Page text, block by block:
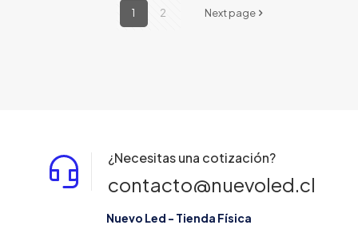
1 2 Next page
¿Necesitas una cotización?
contacto@nuevoled.cl
Nuevo Led - Tienda Física